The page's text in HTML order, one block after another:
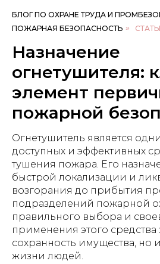
БЛОГ ПО ОХРАНЕ ТРУДА И
ПОЖАРНАЯ БЕЗОПАСНОСТЬ »
Назначение
огнетушителя:
элемент
пожарной
Огнетушитель является
доступных и эффективных
тушения пожара. Его
быстрой локализации и
возгорания до прибытия
подразделений пожарной
правильного выбора и
применения этого средства
сохранность имущества, но
жизни людей.